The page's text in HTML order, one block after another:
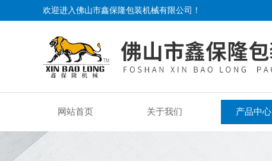
欢迎进入佛山市鑫保隆包装机械有限公司！
网站首页 关于我们 产品中心